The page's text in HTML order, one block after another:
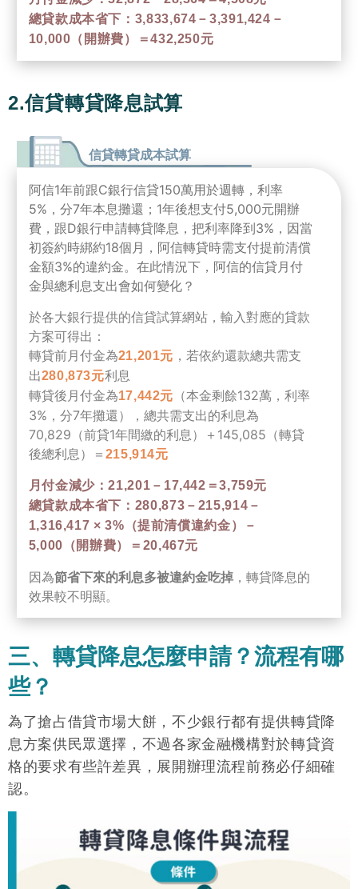
總貸款成本省下：3,833,674－3,391,424－
10,000（開辦費）＝432,250元
2.信貸轉貸降息試算
信貸轉貸成本試算
阿信1年前跟C銀行信貸150萬用於週轉，利率
5%，分7年本息攤還；1年後想支付5,000元開辦
費，跟D銀行申請轉貸降息，把利率降到3%，因當
初簽約時綁約18個月，阿信轉貸時需支付提前清償
金額3%的違約金。在此情況下，阿信的信貸月付
金與總利息支出會如何變化？
於各大銀行提供的信貸試算網站，輸入對應的貸款
方案可得出：
轉貸前月付金為21,201元 ，若依約還款總共需支
出280,873元利息
轉貸後月付金為17,442元
（本金剩餘132萬，利率
3%，分7年攤還），總共需支出的利息為
70,829（前貸1年間繳的利息）＋145,085（轉貸
後總利息）＝ 215,914元
月付金減少：21,201－17,442＝3,759元
總貸款成本省下：280,873－215,914－
1,316,417 × 3%（提前清償違約金）－
5,000（開辦費）＝20,467元
因為節省下來的利息多被違約金吃掉，轉貸降息的
效果較不明顯。
三、轉貸降息怎麼申請？流程有哪
些？
為了搶占借貸市場大餅，不少銀行都有提供轉貸降
息方案供民眾選擇，不過各家金融機構對於轉貸資
格的要求有些許差異，展開辦理流程前務必仔細確
認。